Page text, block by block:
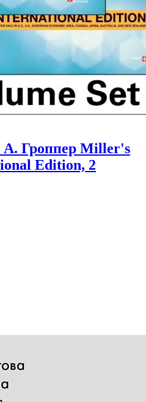
Гроппер Miller's
Edition, 2